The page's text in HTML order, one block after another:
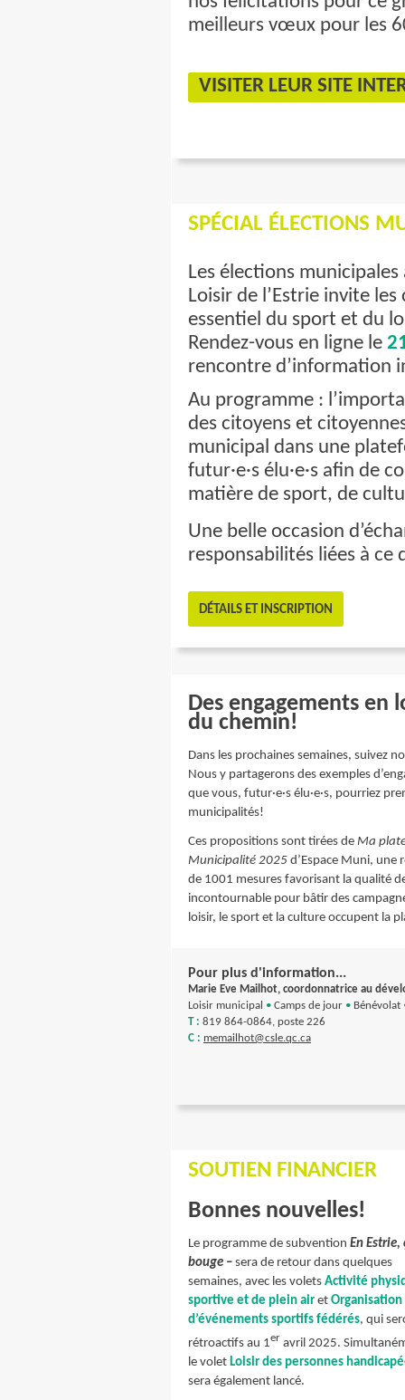
meilleurs vœux pour les
VISITER LEUR SITE
SPÉCIAL ÉLECTIONS
Les élections
Loisir de l’Estrie invite
essentiel du sport et du
Rendez-vous en ligne le
rencontre d’information
Au programme :
des citoyens et
municipal dans une
futur·e·s élu·e·s afin de
matière de sport, de
Une belle occasion
responsabilités liées à ce
DÉTAILS ET INSCRIPTION
Des engagements en
du chemin!
Dans les prochaines semaines, suivez
Nous y partagerons des exemples
que vous, futur·e·s élu·e·s, pourriez
municipalités!
Ces propositions sont tirées de Ma
Municipalité 2025 d’Espace Muni, une
de 1001 mesures favorisant la qualité
incontournable pour bâtir des
loisir, le sport et la culture occupent la
Pour plus d'information...
Marie Eve Mailhot, coordonnatrice au
Loisir municipal • Camps de jour • Bénévolat
T : 819 864-0864, poste 226
C : memailhot@csle.qc.ca
SOUTIEN FINANCIER
Bonnes nouvelles!
Le programme de subvention En Estrie,
bouge – sera de retour dans quelques
semaines, avec les volets Activité
sportive et de plein air et Organisation
d’événements sportifs fédérés, qui
rétroactifs au 1er avril 2025.
le volet Loisir des personnes
sera également lancé.